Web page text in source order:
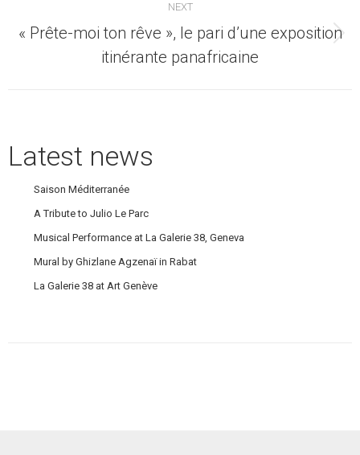
NEXT
Next
post:
« Prête-moi ton rêve », le pari d’une exposition
itinérante panafricaine
Latest news
Saison Méditerranée
A Tribute to Julio Le Parc
Musical Performance at La Galerie 38, Geneva
Mural by Ghizlane Agzenaï in Rabat
La Galerie 38 at Art Genève